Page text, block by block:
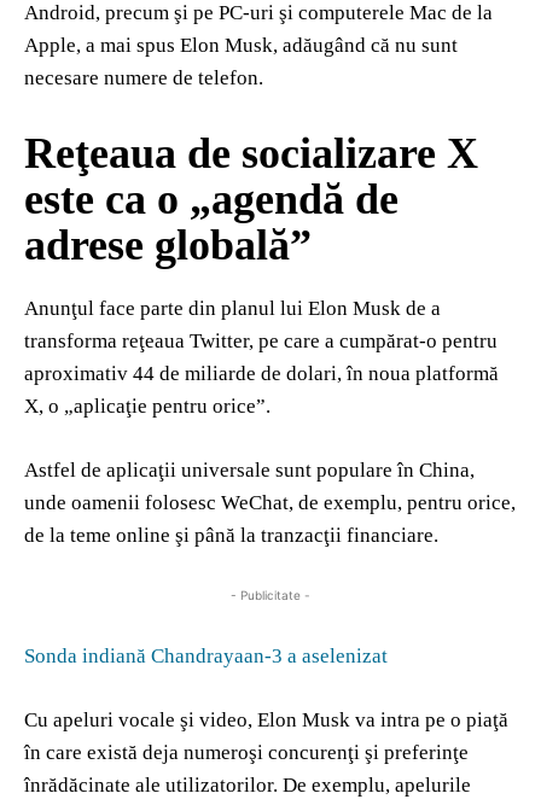
Android, precum şi pe PC-uri şi computerele Mac de la
Apple, a mai spus Elon Musk, adăugând că nu sunt
necesare numere de telefon.
Reţeaua de socializare X
este ca o „agendă de
adrese globală”
Anunţul face parte din planul lui Elon Musk de a
transforma reţeaua Twitter, pe care a cumpărat-o pentru
aproximativ 44 de miliarde de dolari, în noua platformă
X, o „aplicaţie pentru orice”.
Astfel de aplicaţii universale sunt populare în China,
unde oamenii folosesc WeChat, de exemplu, pentru orice,
de la teme online şi până la tranzacţii financiare.
- Publicitate -
Sonda indiană Chandrayaan-3 a aselenizat
Cu apeluri vocale şi video, Elon Musk va intra pe o piaţă
în care există deja numeroşi concurenţi şi preferinţe
înrădăcinate ale utilizatorilor. De exemplu, apelurile